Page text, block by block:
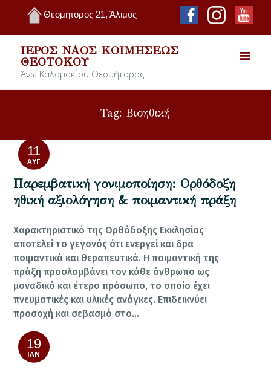
Θεομήτορος 21, Άλιμος
ΙΕΡΌΣ ΝΑΌΣ ΚΟΙΜΉΣΕΩΣ
ΘΕΟΤΌΚΟΥ
Άνω Καλαμακίου Θεομήτορος
Tag: Βιοηθική
11
ΑΥΓ
Παρεμβατική γονιμοποίηση: Ορθόδοξη
ηθική αξιολόγηση & ποιμαντική πράξη
Χαρακτηριστικό της Ορθόδοξης Εκκλησίας
αποτελεί το γεγονός ότι ενεργεί και δρα
ποιμαντικά και θεραπευτικά. Η ποιμαντική της
πράξη προσλαμβάνει τον κάθε άνθρωπο ως
μοναδικό και έτερο πρόσωπο, το οποίο έχει
πνευματικές και υλικές ανάγκες. Επιδεικνύει
προσοχή και σεβασμό στο…
19
ΙΑΝ